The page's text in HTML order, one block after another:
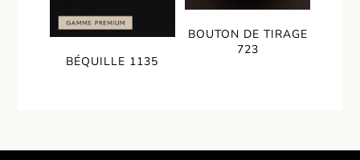
BÉQUILLE 1135
BOUTON DE TIRAGE
723